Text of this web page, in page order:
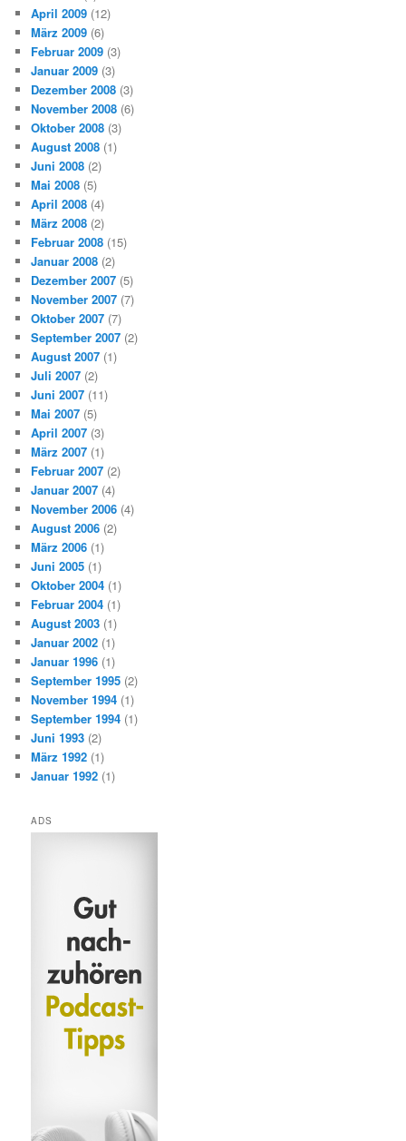
April 2009 (12)
März 2009 (6)
Februar 2009 (3)
Januar 2009 (3)
Dezember 2008 (3)
November 2008 (6)
Oktober 2008 (3)
August 2008 (1)
Juni 2008 (2)
Mai 2008 (5)
April 2008 (4)
März 2008 (2)
Februar 2008 (15)
Januar 2008 (2)
Dezember 2007 (5)
November 2007 (7)
Oktober 2007 (7)
September 2007 (2)
August 2007 (1)
Juli 2007 (2)
Juni 2007 (11)
Mai 2007 (5)
April 2007 (3)
März 2007 (1)
Februar 2007 (2)
Januar 2007 (4)
November 2006 (4)
August 2006 (2)
März 2006 (1)
Juni 2005 (1)
Oktober 2004 (1)
Februar 2004 (1)
August 2003 (1)
Januar 2002 (1)
Januar 1996 (1)
September 1995 (2)
November 1994 (1)
September 1994 (1)
Juni 1993 (2)
März 1992 (1)
Januar 1992 (1)
ADS